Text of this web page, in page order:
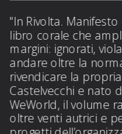
"In Rivolta.
libro corale che
margini: ignorati,
andare oltre la
rivendicare la
Castelvecchi e nato
WeWorld, il volume
oltre venti autrici e